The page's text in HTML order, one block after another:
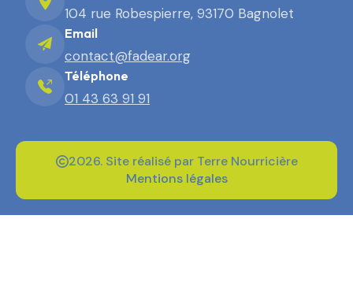
104 rue Robespierre, 93170 Bagnolet
Email
contact@fadear.org
Téléphone
01 43 63 91 91
2026. Site réalisé par Terre Nourricière
Mentions légales